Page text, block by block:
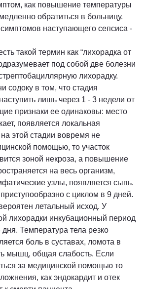
как повышение температуры
обратиться в больницу.
наступающего сепсиса -
такой термин как “лихорадка от
под собой две болезни
лихорадку.
содоку в том, что стадия
лишь через 1 - 3 недели от
признаки ее одинаковы: место
появляется локальная
этой стадии вовремя не
помощью, то участок
зоной некроза, а повышение
на весь организм,
узлы, появляется сыпь.
с циклом в 9 дней.
летальный исход. У
лихорадки инкубационный период
Температура тела резко
боль в суставах, ломота в
мышц, общая слабость. Если
за медицинской помощью то
как эндокардит и отек